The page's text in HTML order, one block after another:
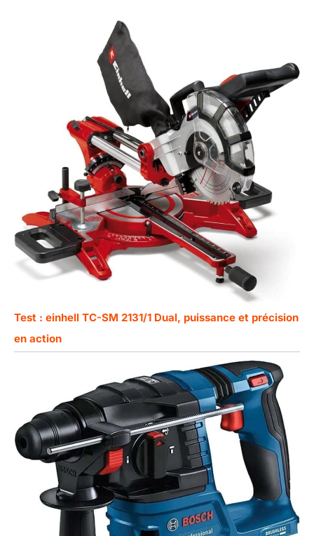
Test : einhell TC-SM 2131/1 Dual, puissance et précision
en action